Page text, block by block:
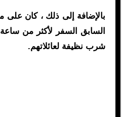
بالإضافة إلى ذلك ، كان
السابق السفر لأكثر من
شرب نظيفة لعائلاتهم.